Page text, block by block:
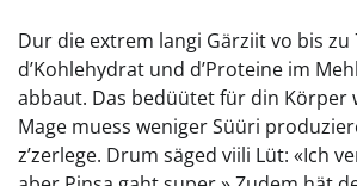
Dur die extrem langi Gärziit vo bis zu
d’Kohlehydrat und d’Proteine im
abbaut. Das bedüütet für din Körper
Mage muess weniger Süüri
z’zerlege. Drum säged viili Lüt: «Ich